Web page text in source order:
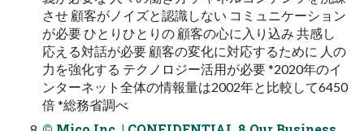
させ 顧客がノイズと認識しない コミュニケーション
が必要 ひとりひとりの 顧客の⼼に⼊り込み 共感し
応える対話が必要 顧客の変化に対応するために ⼈の
⼒を強化する テクノロジー活⽤が必要 *2020年のイ
ンターネット全体の情報量は2002年と⽐較して6450
倍 *総務省調べ